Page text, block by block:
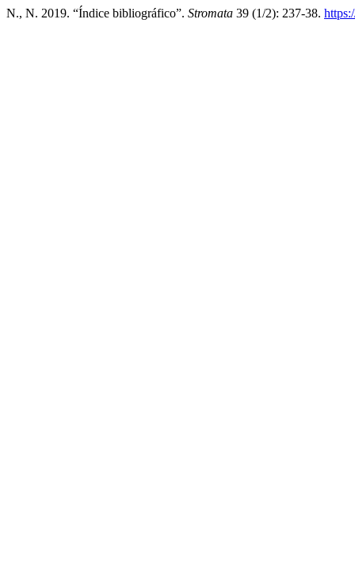
N., N. 2019. “Índice bibliográfico”. Stromata 39 (1/2): 237-38.